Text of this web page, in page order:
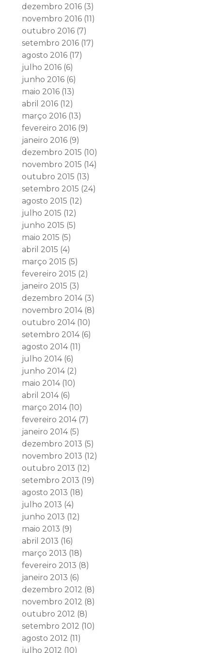
dezembro 2016(3)
novembro 2016(11)
outubro 2016(7)
setembro 2016(17)
agosto 2016(17)
julho 2016(6)
junho 2016(6)
maio 2016(13)
abril 2016(12)
março 2016(13)
fevereiro 2016(9)
janeiro 2016(9)
dezembro 2015 (10)
novembro 2015 (14)
outubro 2015 (13)
setembro 2015 (24)
agosto 2015 (12)
julho 2015 (12)
junho 2015 (5)
maio 2015 (5)
abril 2015 (4)
março 2015 (5)
fevereiro 2015 (2)
janeiro 2015 (3)
dezembro 2014(3)
novembro 2014(8)
outubro 2014(10)
setembro 2014(6)
agosto 2014(11)
julho 2014(6)
junho 2014(2)
maio 2014(10)
abril 2014(6)
março 2014(10)
fevereiro 2014(7)
janeiro 2014(5)
dezembro 2013 (5)
novembro 2013 (12)
outubro 2013 (12)
setembro 2013 (19)
agosto 2013 (18)
julho 2013 (4)
junho 2013 (12)
maio 2013 (9)
abril 2013 (16)
março 2013 (18)
fevereiro 2013 (8)
janeiro 2013 (6)
dezembro 2012 (8)
novembro 2012 (8)
outubro 2012 (8)
setembro 2012 (10)
agosto 2012 (11)
julho 2012 (10)